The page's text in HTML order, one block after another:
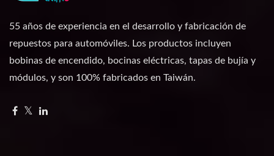
55 años de experiencia en el desarrollo y fabricación de
repuestos para automóviles. Los productos incluyen
bobinas de encendido, bocinas eléctricas, tapas de bujía y
módulos, y son 100% fabricados en Taiwán.